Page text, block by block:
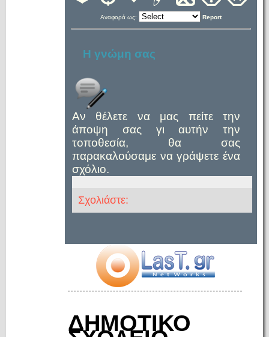
Αναφορά ως: Report
Η γνώμη σας
Αν θέλετε να μας πείτε την
άποψη σας γι αυτήν την
τοποθεσία, θα σας
παρακαλούσαμε να γράψετε ένα
σχόλιο.
Σχολιάστε:
ΔΗΜΟΤΙΚΟ